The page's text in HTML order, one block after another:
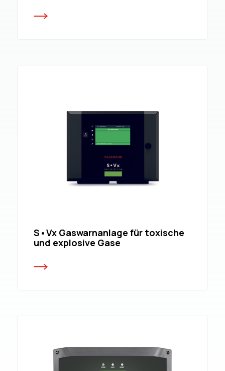
S•Vx Gaswarnanlage für toxische
und explosive Gase